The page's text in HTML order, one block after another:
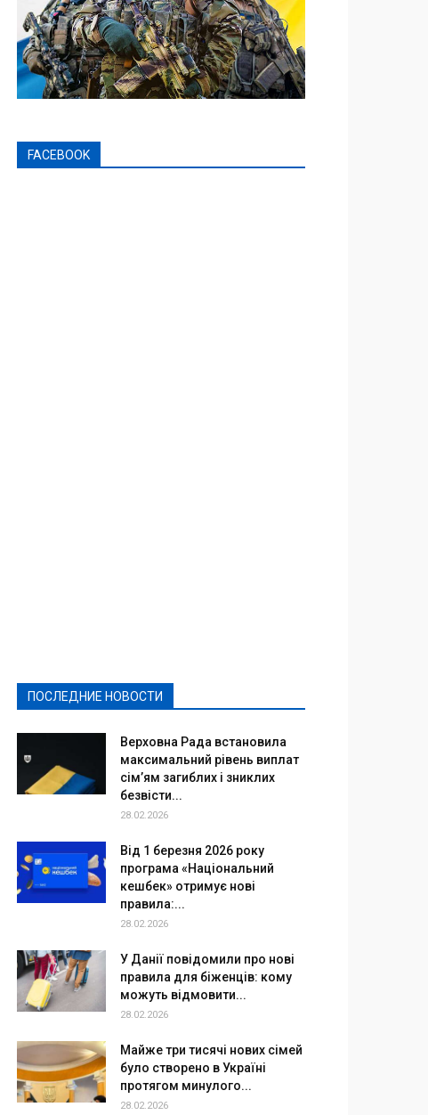
FACEBOOK
ПОСЛЕДНИЕ НОВОСТИ
Верховна Рада встановила
максимальний рівень виплат
сім’ям загиблих і зниклих
безвісти...
28.02.2026
Від 1 березня 2026 року
програма «Національний
кешбек» отримує нові
правила:...
28.02.2026
У Данії повідомили про нові
правила для біженців: кому
можуть відмовити...
28.02.2026
Майже три тисячі нових сімей
було створено в Україні
протягом минулого...
28.02.2026